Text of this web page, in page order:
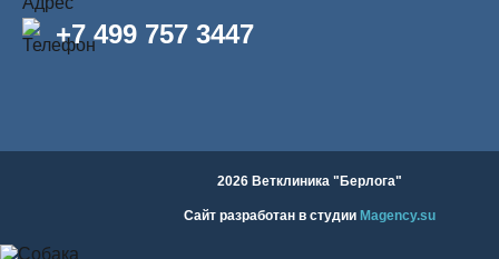
+7 499 757 3447
2026 Ветклиника "Берлога"
Сайт разработан в студии Magency.su